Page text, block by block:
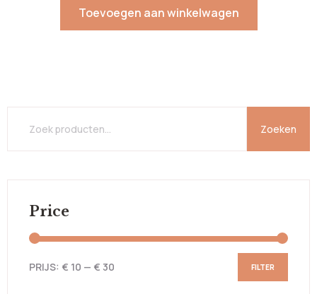
Toevoegen aan winkelwagen
Zoeken
Price
FILTER
PRIJS: € 10 — € 30